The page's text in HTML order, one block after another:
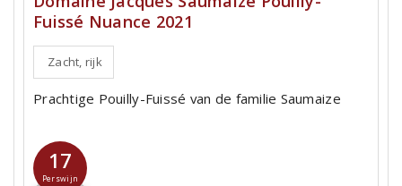
Fuissé Nuance 2021
Zacht, rijk
Prachtige Pouilly-Fuissé van de familie Saumaize
17
Perswijn